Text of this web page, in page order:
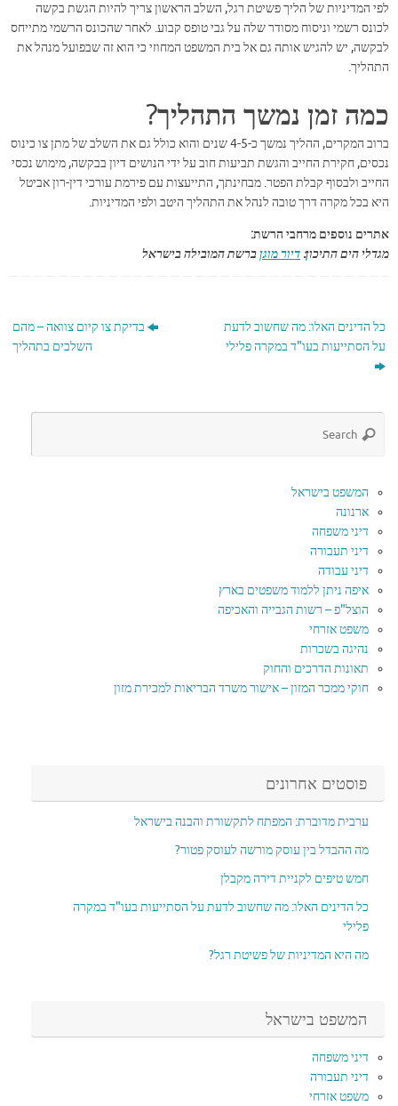
לפי המדיניות של הליך פשיטת רגל, השלב הראשון צריך להיות הגשת בקשה
לכונס רשמי וניסוח מסודר שלה על גבי טופס קבוע. לאחר שהכונס הרשמי מתייחס
לבקשה, יש להגיש אותה גם אל בית המשפט המחוזי כי הוא זה שבפועל מנהל את
התהליך.
כמה זמן נמשך התהליך?
ברוב המקרים, ההליך נמשך כ-4-5 שנים והוא כולל גם את השלב של מתן צו כינוס
נכסים, חקירת החייב והגשת תביעות חוב על ידי הנושים דיון בבקשה, מימוש נכסי
החייב ולבסוף קבלת הפטר. מבחינתך, התייעצות עם פירמת עורכי דין-רון אביטל
היא בכל מקרה דרך טובה לנהל את התהליך היטב ולפי המדיניות.
אתרים נוספים מרחבי הרשת:
מגדלי הים התיכון: דיור מוגןברשת המובילה בישראל
בדיקת צו קיום צוואה – מהם
השלבים בתהליך
כל הדינים האלו: מה שחשוב לדעת
על הסתייעות בעו"ד במקרה פלילי
המשפט בישראל
ארנונה
דיני משפחה
דיני תעבורה
דיני עבודה
איפה ניתן ללמוד משפטים בארץ
הוצל"פ – רשות הגבייה והאכיפה
משפט אזרחי
נהיגה בשכרות
תאונות הדרכים והחוק
חוקי ממכר המזון – אישור משרד הבריאות למכירת מזון
פוסטים אחרונים
ערבית מדוברת: המפתח לתקשורת והבנה בישראל
מה ההבדל בין עוסק מורשה לעוסק פטור?
חמש טיפים לקניית דירה מקבלן
כל הדינים האלו: מה שחשוב לדעת על הסתייעות בעו"ד במקרה
פלילי
מה היא המדיניות של פשיטת רגל?
המשפט בישראל
דיני משפחה
דיני תעבורה
משפט אזרחי